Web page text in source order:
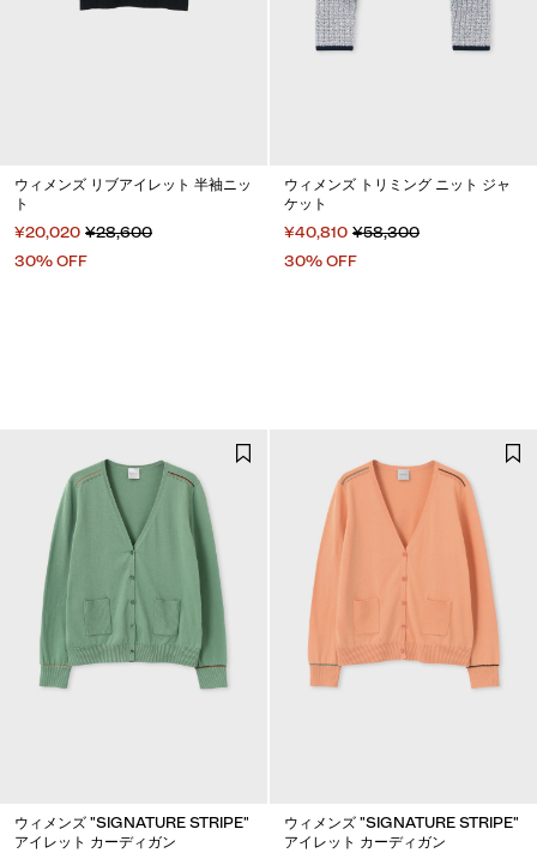
ウィメンズ リブアイレット 半袖ニッ
ト
¥20,020 ¥28,600
30% OFF
ウィメンズ トリミング ニット ジャ
ケット
¥40,810 ¥58,300
30% OFF
ウィメンズ "SIGNATURE STRIPE"
アイレット カーディガン
ウィメンズ "SIGNATURE STRIPE"
アイレット カーディガン